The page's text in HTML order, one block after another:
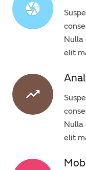
camera
Nulla
elit
trending_up
Nulla
elit